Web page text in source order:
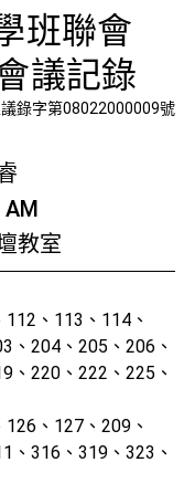
常
班聯會
議記錄
錄字第08022000009號
教室
、113、114、
、204、205、206、
、220、222、225、
、127、209、
、316、319、323、